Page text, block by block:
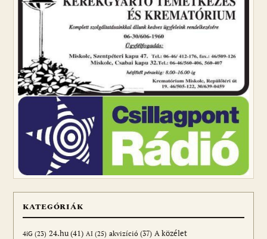
KATEGÓRIÁK
4iG (23) 24.hu(41) AI (25) akvizíció (37) A közélet